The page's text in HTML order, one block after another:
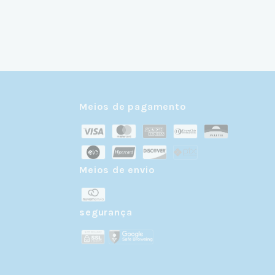
Meios de pagamento
Meios de envio
segurança